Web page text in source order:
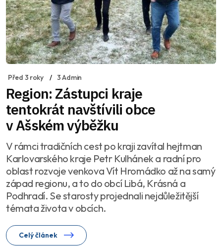
Před 3 roky 3 Admin
Region: Zástupci kraje
tentokrát navštívili obce
v Ašském výběžku
V rámci tradičních cest po kraji zavítal hejtman
Karlovarského kraje Petr Kulhánek a radní pro
oblast rozvoje venkova Vít Hromádko až na samý
západ regionu, a to do obcí Libá, Krásná a
Podhradí. Se starosty projednali nejdůležitější
témata života v obcích.
Celý článek